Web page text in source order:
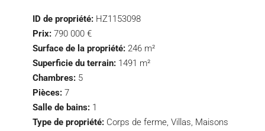
ID de propriété: HZ1153098
Prix: 790 000 €
Surface de la propriété: 246 m²
Superficie du terrain: 1491 m²
Chambres: 5
Pièces: 7
Salle de bains: 1
Type de propriété: Corps de ferme, Villas, Maisons